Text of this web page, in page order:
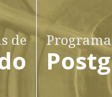
de